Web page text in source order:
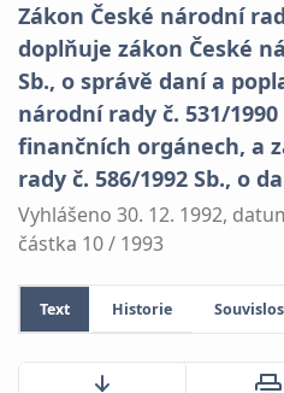
Zákon České národní
doplňuje zákon České
Sb., o správě daní a
národní rady č. 531/
finančních orgánech, a
rady č. 586/1992 Sb., o
Vyhlášeno 30. 12. 1992,
částka 10 / 1993
Text Historie